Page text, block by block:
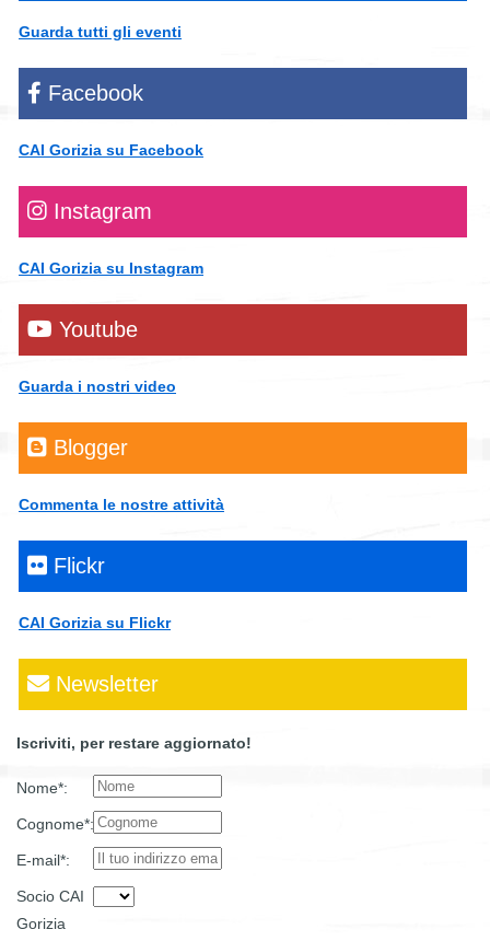
Guarda tutti gli eventi
Facebook
CAI Gorizia su Facebook
Instagram
CAI Gorizia su Instagram
Youtube
Guarda i nostri video
Blogger
Commenta le nostre attività
Flickr
CAI Gorizia su Flickr
Newsletter
Iscriviti, per restare aggiornato!
Nome*:
Cognome*:
E-mail*:
Socio CAI
Gorizia